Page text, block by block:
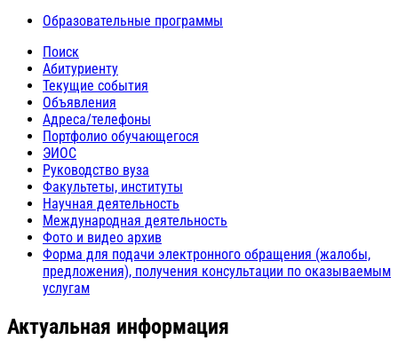
Образовательные программы
Поиск
Абитуриенту
Текущие события
Объявления
Адреса/телефоны
Портфолио обучающегося
ЭИОС
Руководство вуза
Факультеты, институты
Научная деятельность
Международная деятельность
Фото и видео архив
Форма для подачи электронного обращения (жалобы,
предложения), получения консультации по оказываемым
услугам
Актуальная информация